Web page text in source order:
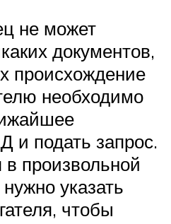
не может
документов,
происхождение
необходимо
и подать запрос.
в произвольной
указать
чтобы